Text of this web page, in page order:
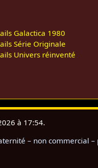
Galactica 1980
Série Originale
Univers réinventé
à 17:54.
– non commercial –